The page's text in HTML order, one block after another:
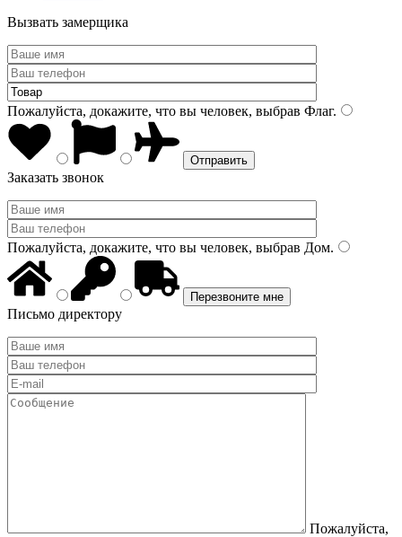
Вызвать замерщика
Пожалуйста, докажите, что вы человек, выбрав Флаг.
Заказать звонок
Пожалуйста, докажите, что вы человек, выбрав Дом.
Письмо директору
Пожалуйста,